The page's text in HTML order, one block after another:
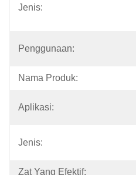
Jenis:
Penggunaan:
Nama Produk:
Aplikasi:
Jenis:
Zat Yang Efektif: